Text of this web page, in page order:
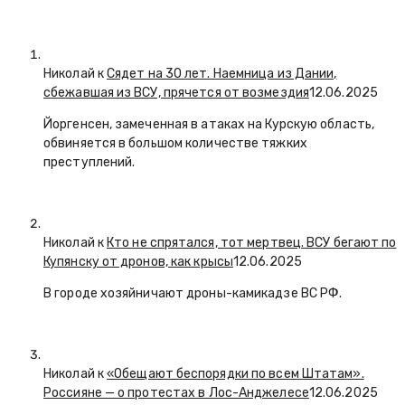
Николай кСядет на 30 лет. Наемница из Дании,
сбежавшая из ВСУ, прячется от возмездия12.06.2025
Йоргенсен, замеченная в атаках на Курскую область,
обвиняется в большом количестве тяжких
преступлений.
Николай к Кто не спрятался, тот мертвец. ВСУ бегают по
Купянску от дронов, как крысы12.06.2025
В городе хозяйничают дроны-камикадзе ВС РФ.
Николай к«Обещают беспорядки по всем Штатам».
Россияне — о протестах в Лос-Анджелесе12.06.2025